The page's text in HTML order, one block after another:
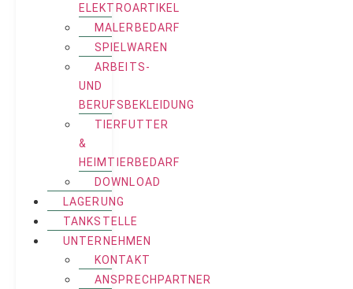
ELEKTROARTIKEL
MALERBEDARF
SPIELWAREN
ARBEITS-
UND
BERUFSBEKLEIDUNG
TIERFUTTER
&
HEIMTIERBEDARF
DOWNLOAD
LAGERUNG
TANKSTELLE
UNTERNEHMEN
KONTAKT
ANSPRECHPARTNER